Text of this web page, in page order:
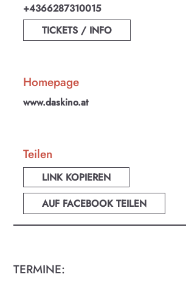
+4366287310015
TICKETS / INFO
Homepage
www.daskino.at
Teilen
LINK KOPIEREN
AUF FACEBOOK TEILEN
TERMINE: